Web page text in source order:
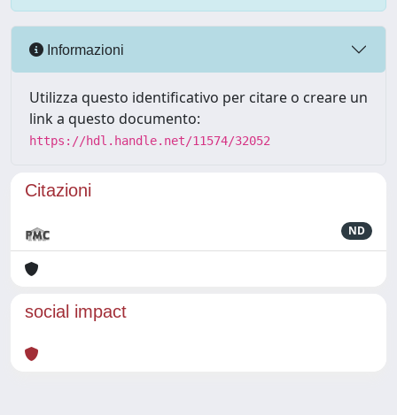
Informazioni
Utilizza questo identificativo per citare o creare un
link a questo documento:
https://hdl.handle.net/11574/32052
Citazioni
ND
social impact